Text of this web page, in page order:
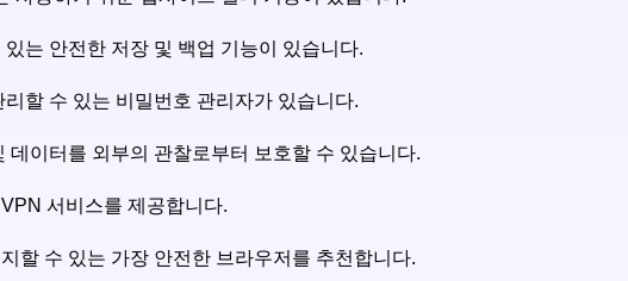
는 안전한 저장 및 백업 기능이 있습니다.
할 수 있는 비밀번호 관리자가 있습니다.
이터를 외부의 관찰로부터 보호할 수 있습니다.
서비스를 제공합니다.
할 수 있는 가장 안전한 브라우저를 추천합니다.